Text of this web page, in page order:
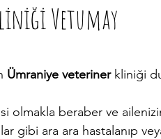
Vetumay
Ümraniye veteriner kliniği
gibi ara ara hastalanıp